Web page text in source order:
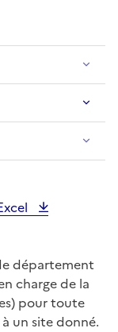
département
charge de la
pour toute
un site donné.